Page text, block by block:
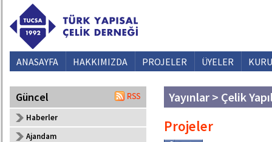
ANASAYFA HAKKIMIZDA PROJELER ÜYELER
Güncel
Haberler
Ajandam
Yayınlar > Çelik
Projeler